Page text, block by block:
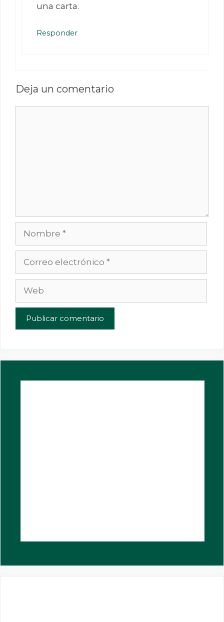
una carta.
Responder
Deja un comentario
Nombre
Correo
Web